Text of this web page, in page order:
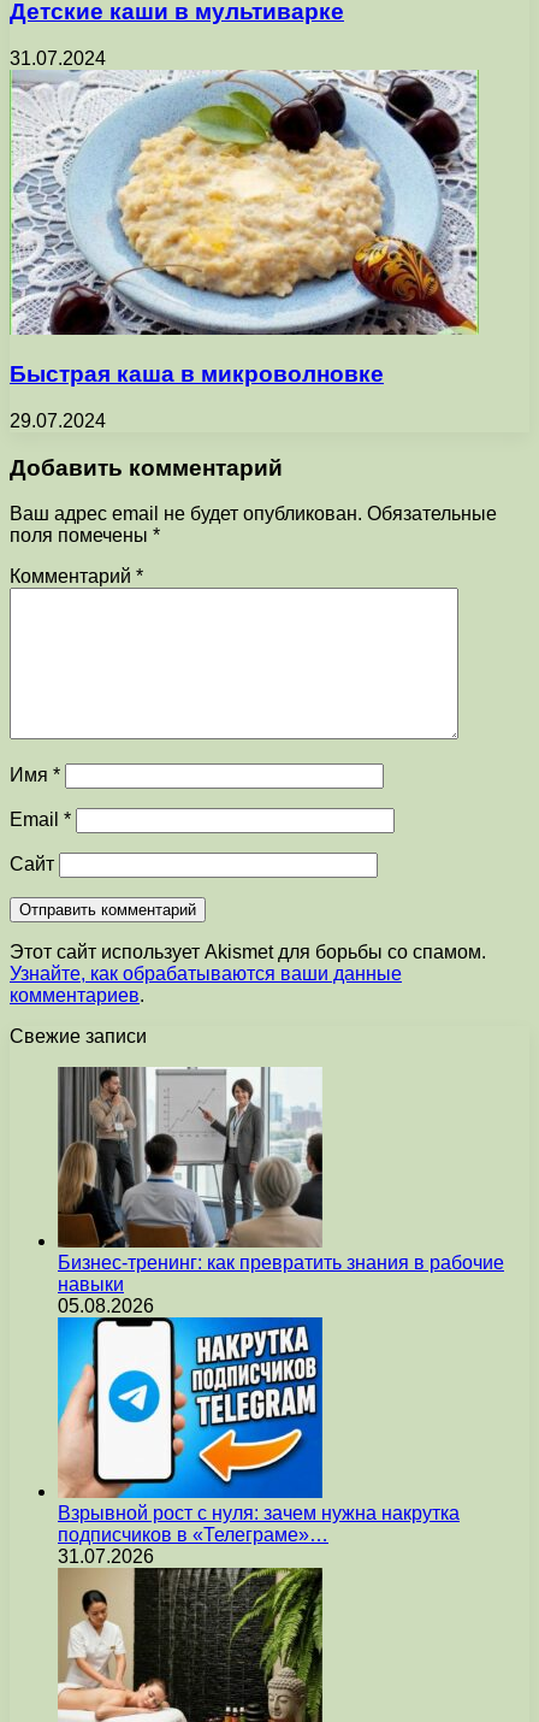
Детские каши в мультиварке
31.07.2024
Быстрая каша в микроволновке
29.07.2024
Добавить комментарий
Ваш адрес email не будет опубликован. Обязательные
поля помечены *
Комментарий *
Имя *
Email *
Сайт
Этот сайт использует Akismet для борьбы со спамом.
Узнайте, как обрабатываются ваши данные
комментариев.
Свежие записи
Бизнес-тренинг: как превратить знания в рабочие
навыки
05.08.2026
Взрывной рост с нуля: зачем нужна накрутка
подписчиков в «Телеграме»…
31.07.2026